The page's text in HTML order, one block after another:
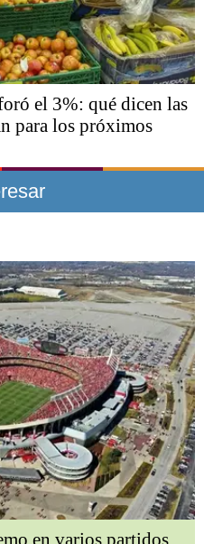
el 3%: qué dicen las
para los próximos
en varios partidos